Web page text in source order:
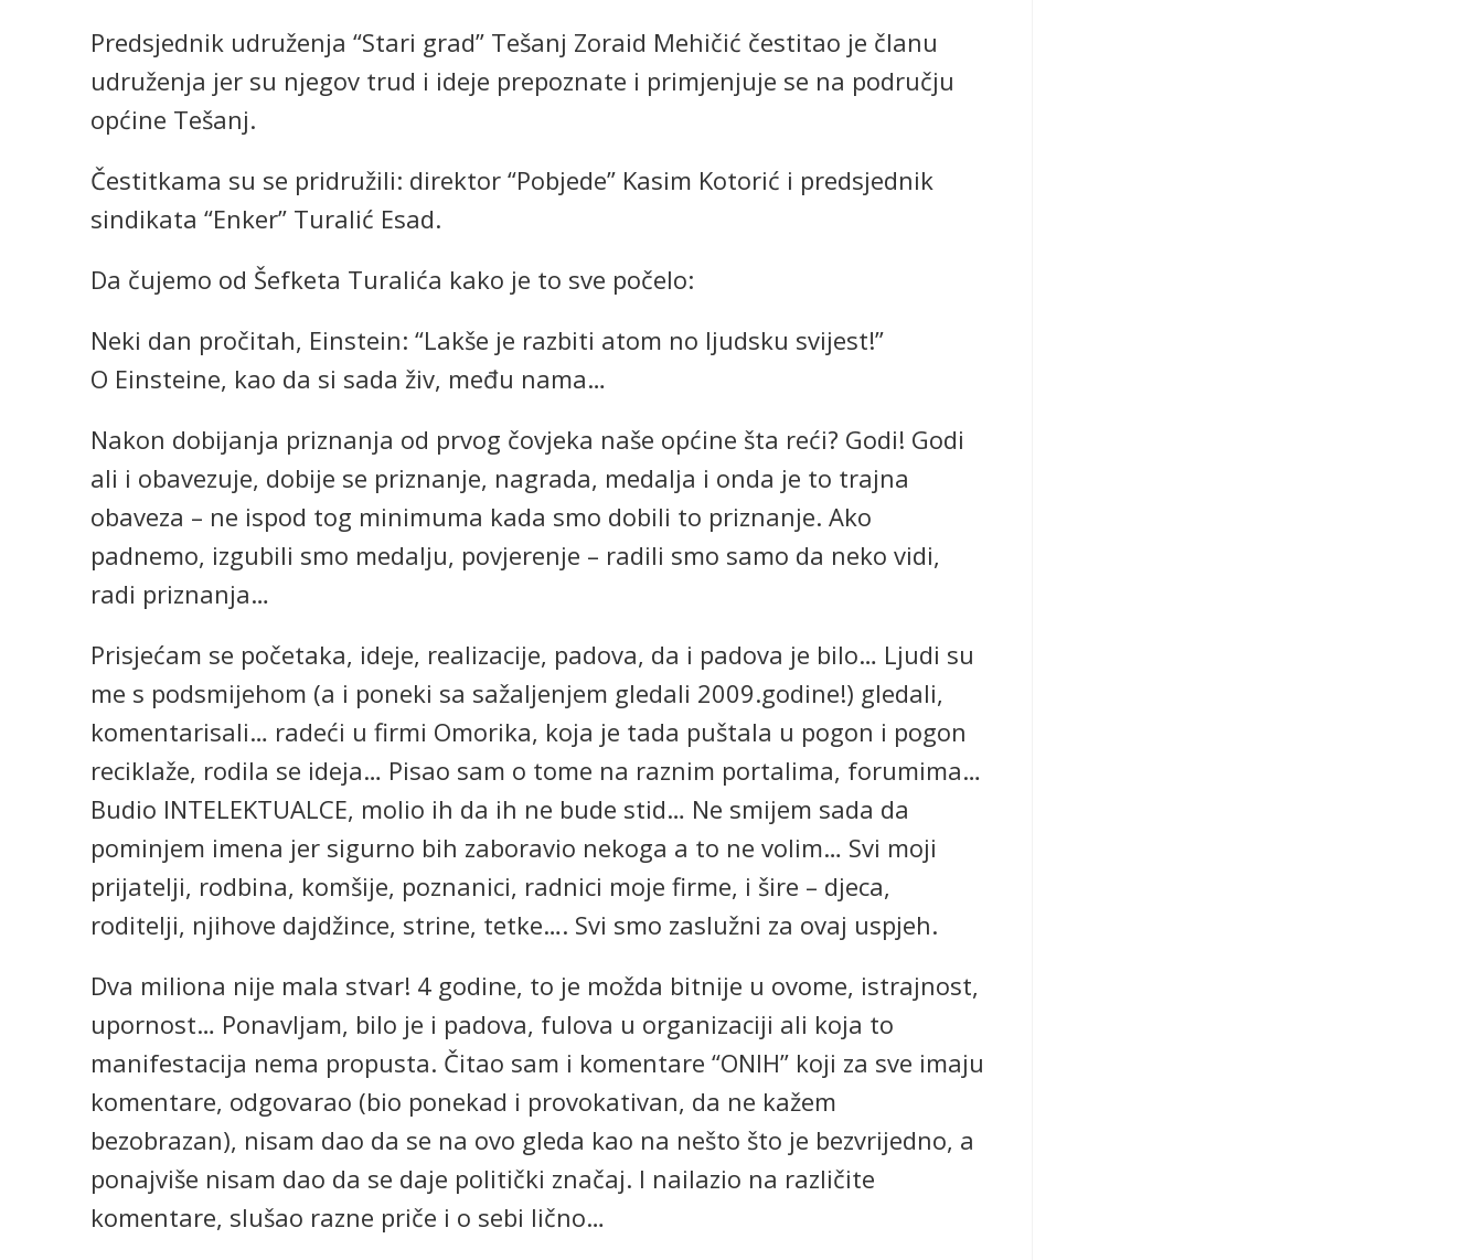
Predsjednik udruženja “Stari grad” Tešanj Zoraid Mehičić čestitao je članu
udruženja jer su njegov trud i ideje prepoznate i primjenjuje se na području
općine Tešanj.
Čestitkama su se pridružili: direktor “Pobjede” Kasim Kotorić i predsjednik
sindikata “Enker” Turalić Esad.
Da čujemo od Šefketa Turalića kako je to sve počelo:
Neki dan pročitah, Einstein: “Lakše je razbiti atom no ljudsku svijest!”
O Einsteine, kao da si sada živ, među nama…
Nakon dobijanja priznanja od prvog čovjeka naše općine šta reći? Godi! Godi
ali i obavezuje, dobije se priznanje, nagrada, medalja i onda je to trajna
obaveza – ne ispod tog minimuma kada smo dobili to priznanje. Ako
padnemo, izgubili smo medalju, povjerenje – radili smo samo da neko vidi,
radi priznanja…
Prisjećam se početaka, ideje, realizacije, padova, da i padova je bilo… Ljudi su
me s podsmijehom (a i poneki sa sažaljenjem gledali 2009.godine!) gledali,
komentarisali… radeći u firmi Omorika, koja je tada puštala u pogon i pogon
reciklaže, rodila se ideja… Pisao sam o tome na raznim portalima, forumima…
Budio INTELEKTUALCE, molio ih da ih ne bude stid… Ne smijem sada da
pominjem imena jer sigurno bih zaboravio nekoga a to ne volim… Svi moji
prijatelji, rodbina, komšije, poznanici, radnici moje firme, i šire – djeca,
roditelji, njihove dajdžince, strine, tetke…. Svi smo zaslužni za ovaj uspjeh.
Dva miliona nije mala stvar! 4 godine, to je možda bitnije u ovome, istrajnost,
upornost… Ponavljam, bilo je i padova, fulova u organizaciji ali koja to
manifestacija nema propusta. Čitao sam i komentare “ONIH” koji za sve imaju
komentare, odgovarao (bio ponekad i provokativan, da ne kažem
bezobrazan), nisam dao da se na ovo gleda kao na nešto što je bezvrijedno, a
ponajviše nisam dao da se daje politički značaj. I nailazio na različite
komentare, slušao razne priče i o sebi lično…